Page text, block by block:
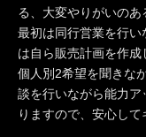
る、大変やりがいのあ
最初は同行営業を行い
は自ら販売計画を作成
個人別2希望を聞きな
談を行いながら能力
りますので、安心して